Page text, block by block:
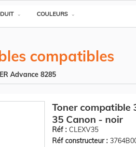
COULEURS
compatibles
Advance 8285
Toner compatible
35 Canon - noir
Réf : CLEXV35
Réf constructeur :